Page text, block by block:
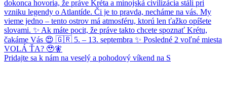
Pridajte sa k nám na veselý a pohodový víkend na S